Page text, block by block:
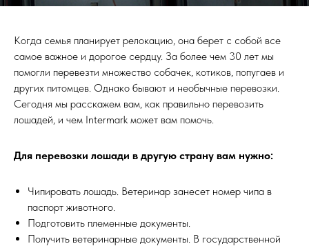
Когда семья планирует релокацию, она берет с собой все
самое важное и дорогое сердцу. За более чем 30 лет мы
помогли перевезти множество собачек, котиков, попугаев и
других питомцев. Однако бывают и необычные перевозки.
Сегодня мы расскажем вам, как правильно перевозить
лошадей, и чем Intermark может вам помочь.
Для перевозки лошади в другую страну вам нужно:
Чипировать лошадь. Ветеринар занесет номер чипа в
паспорт животного.
Подготовить племенные документы.
Получить ветеринарные документы. В государственной